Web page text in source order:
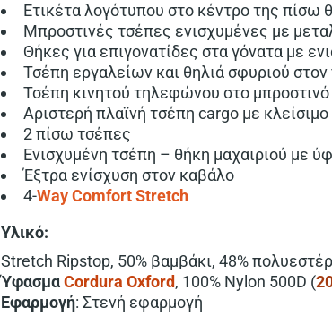
Ετικέτα λογότυπου στο κέντρο της πίσω
Μπροστινές τσέπες ενισχυμένες με
Θήκες για επιγονατίδες στα γόνατα με
Τσέπη εργαλείων και θηλιά σφυριού
Τσέπη κινητού τηλεφώνου στο
Αριστερή πλαϊνή τσέπη cargo με
2 πίσω τσέπες
Ενισχυμένη τσέπη – θήκη μαχαιριού με
Έξτρα ενίσχυση στον καβάλο
4-Way Comfort Stretch
Υλικό:
Stretch Ripstop, 50% βαμβάκι, 48%
ΎφασμαCordura Oxford, 100% Nylon 500D (
Εφαρμογή: Στενή εφαρμογή